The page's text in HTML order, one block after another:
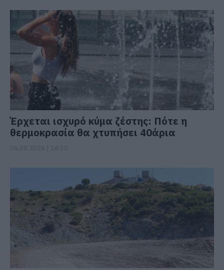
Έρχεται ισχυρό κύμα ζέστης: Πότε η
θερμοκρασία θα χτυπήσει 40άρια